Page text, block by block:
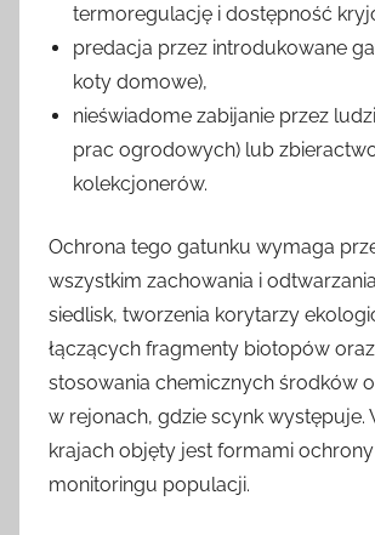
termoregulację i dostępność
predacja przez introdukowane
koty domowe),
nieświadome zabijanie przez
prac ogrodowych) lub
kolekcjonerów.
Ochrona tego gatunku wymaga
wszystkim zachowania i
siedlisk, tworzenia korytarzy
łączących fragmenty biotopów
stosowania chemicznych środków
w rejonach, gdzie scynk występuje.
krajach objęty jest formami
monitoringu populacji.